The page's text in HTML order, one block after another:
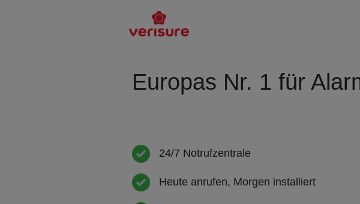
Europas Nr. 1 für
24/7 Notrufzentrale
Heute anrufen, Morgen installiert